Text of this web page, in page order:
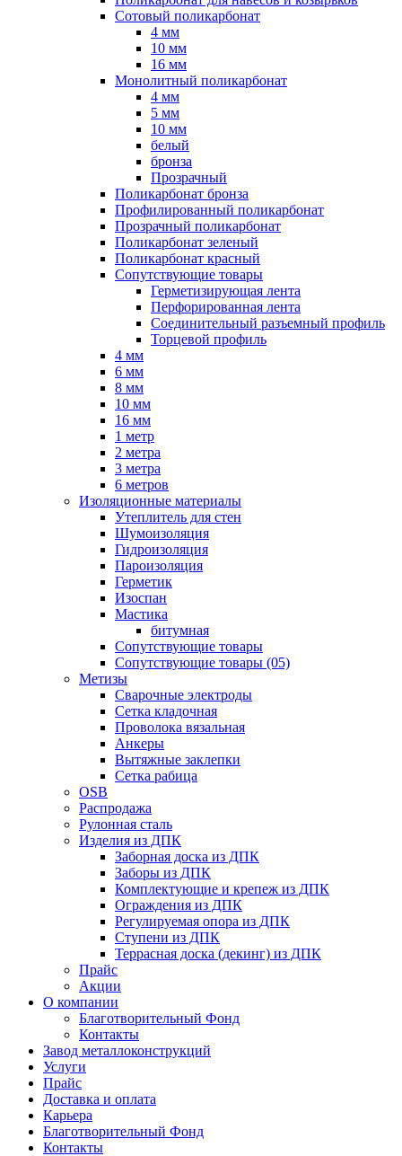
Сотовый поликарбонат
4 мм
10 мм
16 мм
Монолитный поликарбонат
4 мм
5 мм
10 мм
белый
бронза
Прозрачный
Поликарбонат бронза
Профилированный поликарбонат
Прозрачный поликарбонат
Поликарбонат зеленый
Поликарбонат красный
Сопутствующие товары
Герметизирующая лента
Перфорированная лента
Соединительный разъемный профиль
Торцевой профиль
4 мм
6 мм
8 мм
10 мм
16 мм
1 метр
2 метра
3 метра
6 метров
Изоляционные материалы
Утеплитель для стен
Шумоизоляция
Гидроизоляция
Пароизоляция
Герметик
Изоспан
Мастика
битумная
Сопутствующие товары
Сопутствующие товары (05)
Метизы
Сварочные электроды
Сетка кладочная
Проволока вязальная
Анкеры
Вытяжные заклепки
Сетка рабица
OSB
Распродажа
Рулонная сталь
Изделия из ДПК
Заборная доска из ДПК
Заборы из ДПК
Комплектующие и крепеж из ДПК
Ограждения из ДПК
Регулируемая опора из ДПК
Ступени из ДПК
Террасная доска (декинг) из ДПК
Прайс
Акции
О компании
Благотворительный Фонд
Контакты
Завод металлоконструкций
Услуги
Прайс
Доставка и оплата
Карьера
Благотворительный Фонд
Контакты